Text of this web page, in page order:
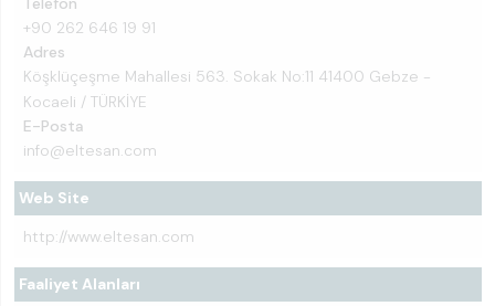
+90 262 646 19 91
Adres
Köşklüçeşme Mahallesi 563. Sokak No:11 41400 Gebze -
Kocaeli / TÜRKİYE
E-Posta
info@eltesan.com
Web Site
http://www.eltesan.com
Faaliyet Alanları